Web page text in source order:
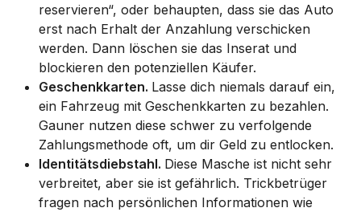
reservieren“, oder behaupten, dass sie das Auto
erst nach Erhalt der Anzahlung verschicken
werden. Dann löschen sie das Inserat und
blockieren den potenziellen Käufer.
Geschenkkarten. Lasse dich niemals darauf ein,
ein Fahrzeug mit Geschenkkarten zu bezahlen.
Gauner nutzen diese schwer zu verfolgende
Zahlungsmethode oft, um dir Geld zu entlocken.
Identitätsdiebstahl. Diese Masche ist nicht sehr
verbreitet, aber sie ist gefährlich. Trickbetrüger
fragen nach persönlichen Informationen wie